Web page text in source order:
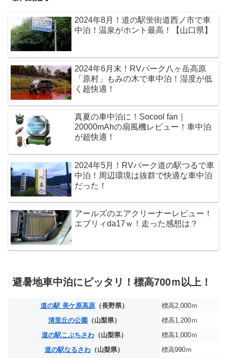
2024年8月！道の駅蛍街道西ノ市で車
中泊！温泉がホント最高！【山口県】
2024年6月末！RVパーク八ヶ岳高原
「原村」もみの木で車中泊！湿度が低
く超快適！
真夏の車中泊に！Socool fan｜
20000mAhの扇風機レビュー！車中泊
が超快適！
2024年5月！RVパーク道の駅つるで車
中泊！周辺環境は抜群で快適な車中泊
だった！
アールズのエアクリーナーレビュー！
エブリィda17ｗ！走った感想は？
避暑地車中泊にピッタリ！標高700ｍ以上！
道の駅 美ケ原高原（長野県）
標高2,000ｍ
清里丘の公園 （山梨県）
標高1,200ｍ
道の駅こぶちさわ（山梨県）
標高1,000ｍ
道の駅なるさわ （山梨県）
標高990ｍ